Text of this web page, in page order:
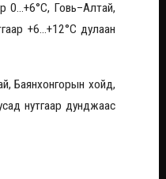
0…+6°C, Говь–Алтай,
+6...+12°C дулаан
Баянхонгорын хойд,
нутгаар дунджаас
2026.09.19